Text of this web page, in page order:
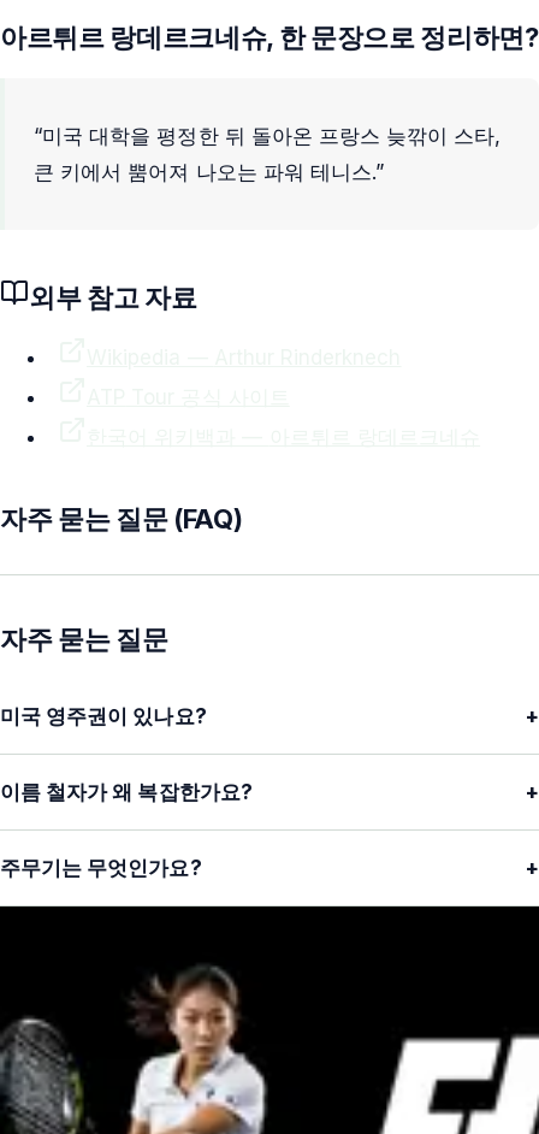
아르튀르 랑데르크네슈, 한 문장으로 정리하면?
“미국 대학을 평정한 뒤 돌아온 프랑스 늦깎이 스타,
큰 키에서 뿜어져 나오는 파워 테니스.”
외부 참고 자료
자주 묻는 질문 (FAQ)
자주 묻는 질문
미국 영주권이 있나요? +
이름 철자가 왜 복잡한가요? +
주무기는 무엇인가요? +